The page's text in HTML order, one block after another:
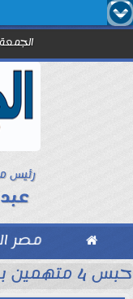
الجمعة 7 أغسطس
رئيس
 مصر
..” محمد...حبس 4 متهمين بقتل عامل خلال محاولة سرقة دراجة نارية في المنوفية